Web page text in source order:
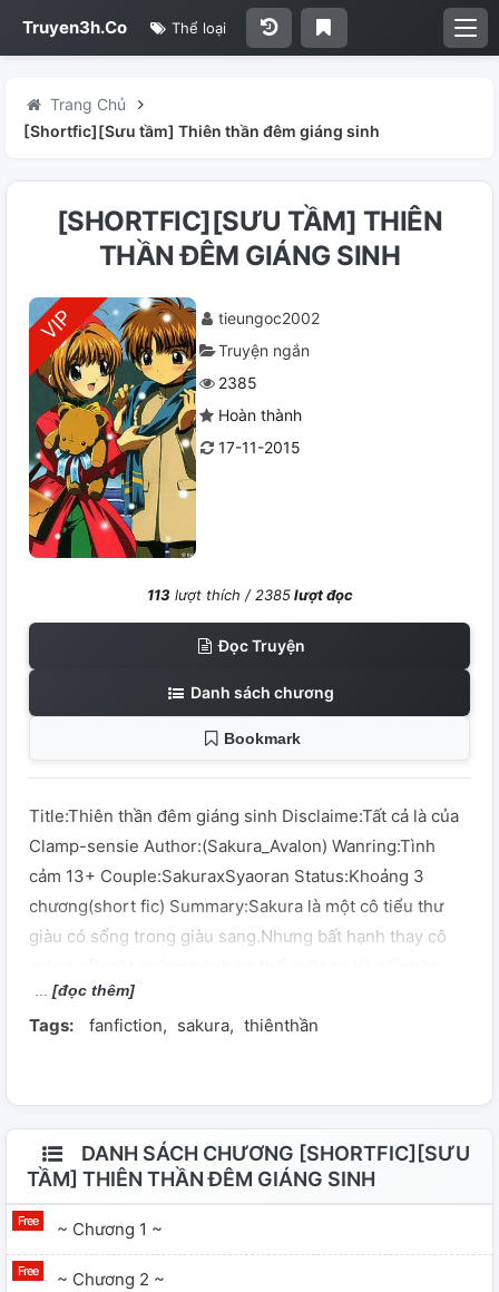
Truyen3h.Co Thể loại
Trang Chủ
[Shortfic][Sưu tầm] Thiên thần đêm giáng sinh
[SHORTFIC][SƯU TẦM] THIÊN
THẦN ĐÊM GIÁNG SINH
tieungoc2002
Truyện ngắn
2385
Hoàn thành
17-11-2015
113 lượt thích /2385lượt đọc
Đọc Truyện
Danh sách chương
Bookmark
Title:Thiên thần đêm giáng sinh Disclaime:Tất cả là của
Clamp-sensie Author:(Sakura_Avalon) Wanring:Tình
cảm 13+ Couple:SakuraxSyaoran Status:Khoảng 3
chương(short fic) Summary:Sakura là một cô tiểu thư
giàu có sống trong giàu sang.Nhưng bất hạnh thay cô
đưa đẩy cô gặp một chàng trai có thể cảm hoá được nỗi
cô đơn ,tủi thân trong cô.Liệu tình yêu đó có là phép
[đọc thêm]
Tags: fanfiction sakura thiênthần
DANH SÁCH CHƯƠNG [SHORTFIC][SƯU
TẦM] THIÊN THẦN ĐÊM GIÁNG SINH
~ Chương 1 ~
~ Chương 2 ~